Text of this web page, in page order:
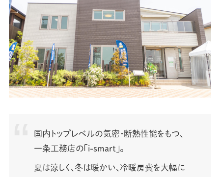
国内トップレベルの気密・断熱性能をもつ、
一条工務店の「i-smart」。
夏は涼しく、冬は暖かい、冷暖房費を大幅に